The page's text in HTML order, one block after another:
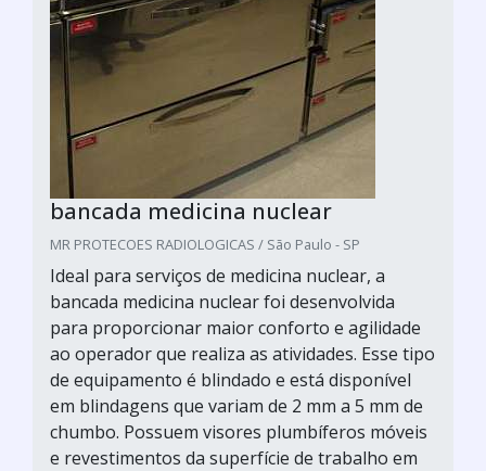
bancada medicina nuclear
MR PROTECOES RADIOLOGICAS / São Paulo - SP
Ideal para serviços de medicina nuclear, a
bancada medicina nuclear foi desenvolvida
para proporcionar maior conforto e agilidade
ao operador que realiza as atividades. Esse tipo
de equipamento é blindado e está disponível
em blindagens que variam de 2 mm a 5 mm de
chumbo. Possuem visores plumbíferos móveis
e revestimentos da superfície de trabalho em